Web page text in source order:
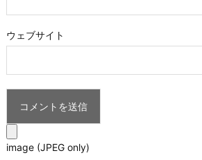
ウェブサイト
image (JPEG only)